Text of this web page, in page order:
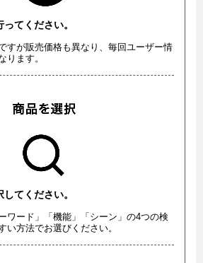
てください。
すが販売価格も異なり、毎回ユーザー情
ります。
てください。
ワード」「機能」「シーン」の4つの検
い方法でお選びください。